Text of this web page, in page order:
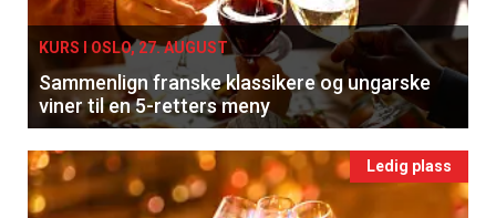
KURS I OSLO, 27. AUGUST
Sammenlign franske klassikere og ungarske
viner til en 5-retters meny
Ledig plass